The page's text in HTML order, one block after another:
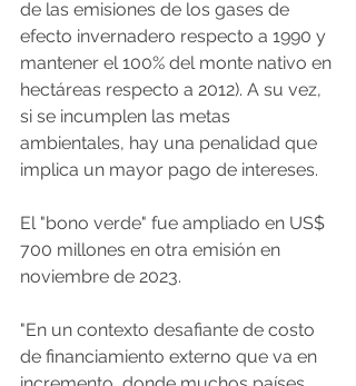
de las emisiones de los gases de
efecto invernadero respecto a 1990 y
mantener el 100% del monte nativo en
hectáreas respecto a 2012). A su vez,
si se incumplen las metas
ambientales, hay una penalidad que
implica un mayor pago de intereses.
El "bono verde" fue ampliado en US$
700 millones en otra emisión en
noviembre de 2023.
"En un contexto desafiante de costo
de financiamiento externo que va en